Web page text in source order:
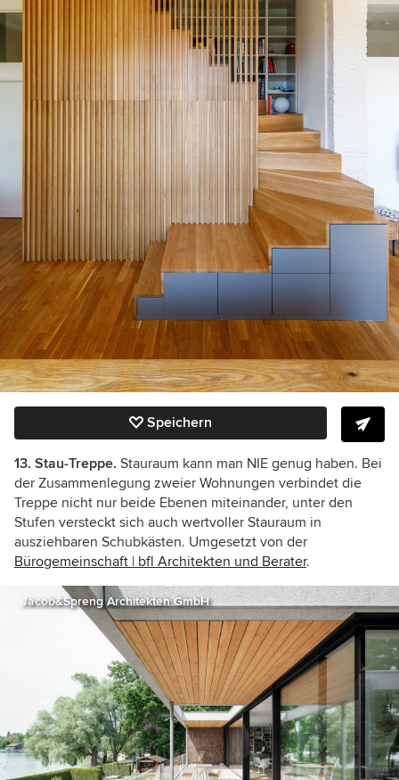
Speichern
13. Stau-Treppe. Stauraum kann man NIE genug haben. Bei
der Zusammenlegung zweier Wohnungen verbindet die
Treppe nicht nur beide Ebenen miteinander, unter den
Stufen versteckt sich auch wertvoller Stauraum in
ausziehbaren Schubkästen. Umgesetzt von der
Bürogemeinschaft | bfl Architekten und Berater.
Jacob&Spreng Architekten GmbH